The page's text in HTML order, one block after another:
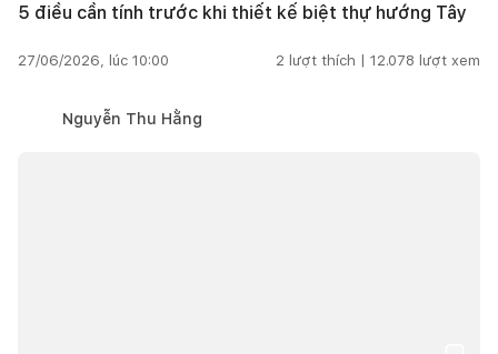
5 điều cần tính trước khi thiết kế biệt thự hướng Tây
27/06/2026, lúc 10:00 2 lượt thích | 12.078 lượt xem
Nguyễn Thu Hằng